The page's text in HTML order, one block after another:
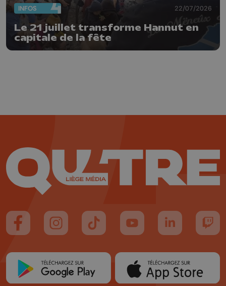
INFOS 22/07/2026
Le 21 juillet transforme Hannut en
capitale de la fête
Suivez-nous sur FaceBook
Suivez-nous sur Instagram
Suivez-nous sur TikTok
Suivez-nous sur YouTube
Suivez-nous